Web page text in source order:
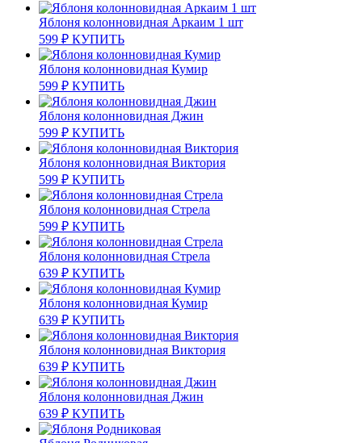
Яблоня колонновидная Аркаим 1 шт
599 ₽ КУПИТЬ
Яблоня колонновидная Кумир
599 ₽ КУПИТЬ
Яблоня колонновидная Джин
599 ₽ КУПИТЬ
Яблоня колонновидная Виктория
599 ₽ КУПИТЬ
Яблоня колонновидная Стрела
599 ₽ КУПИТЬ
Яблоня колонновидная Стрела
639 ₽ КУПИТЬ
Яблоня колонновидная Кумир
639 ₽ КУПИТЬ
Яблоня колонновидная Виктория
639 ₽ КУПИТЬ
Яблоня колонновидная Джин
639 ₽ КУПИТЬ